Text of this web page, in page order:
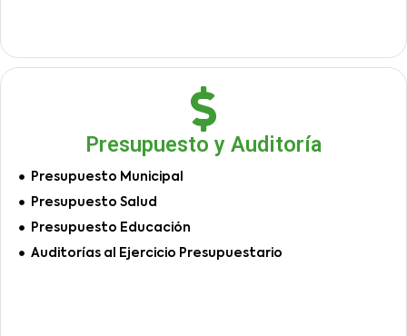
Presupuesto y Auditoría
Presupuesto Municipal
Presupuesto Salud
Presupuesto Educación
Auditorías al Ejercicio Presupuestario